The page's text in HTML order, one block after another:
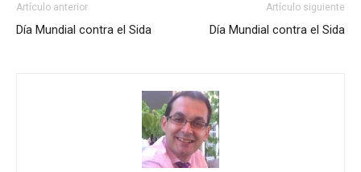
Artículo anterior
Día Mundial contra el Sida
Artículo siguiente
Día Mundial contra el Sida